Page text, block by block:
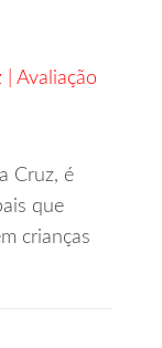
Avaliação
Cruz, é
que
crianças